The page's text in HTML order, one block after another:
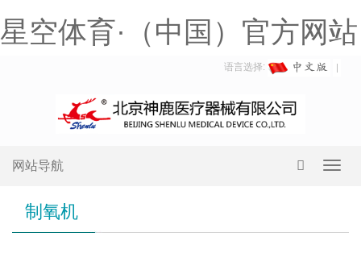
星空体育·（中国）官方网站
语言选择:
网站导航
制氧机